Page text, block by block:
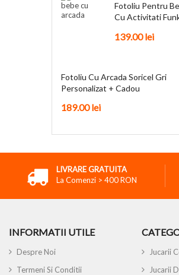
Fotoliu Pentru
Cu Activitati
139.00lei
Fotoliu Cu Arcada Soricel Gri
Personalizat + Cadou
189.00lei
LIVRARE GRATUITA
La Comenzi > 400 RON
INFORMATII UTILE
Despre Noi
Termeni Si Conditii
Jucarii
Jucarii